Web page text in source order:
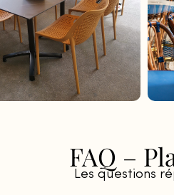
FAQ –
Les questions